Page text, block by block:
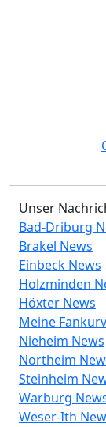
Unser
Bad-Driburg
Brakel News
Einbeck News
Holzminden
Höxter News
Meine
Nieheim News
Northeim
Steinheim
Warburg
Weser-Ith